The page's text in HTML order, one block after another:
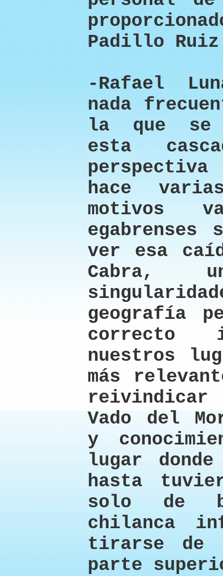
Padillo
-Rafael
nada
la que se
esta
hace
motivos
egabrenses
ver esa
Cabra,
geografía
correcto
nuestros
más
Vado del
y
lugar
hasta
solo de
chilanca
tirarse de
parte